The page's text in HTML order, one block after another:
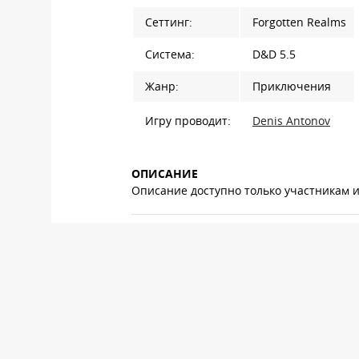
Сеттинг: Forgotten Realms
Система: D&D 5.5
Жанр: Приключения
Игру проводит: Denis Antonov
ОПИСАНИЕ
Описание доступно только участникам